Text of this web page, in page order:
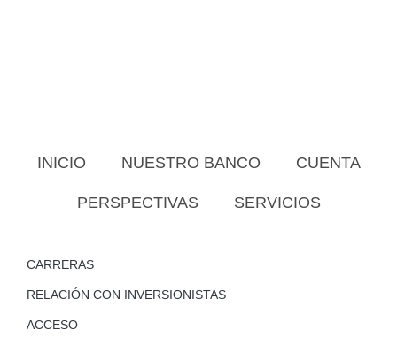
INICIO NUESTRO BANCO CUENTA
PERSPECTIVAS SERVICIOS
CARRERAS
RELACIÓN CON INVERSIONISTAS
ACCESO